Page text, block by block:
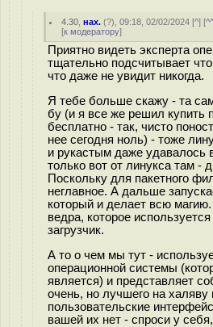
4.30 ,нах. (?), 09:18, 02/02/2024 [^] [
[к модератору]
Приятно видеть эксперта
тщательно подсчитывает
что даже не увидит никогда.
Я тебе больше скажу - та
бу (и я все же решил купить
бесплатно - так, чисто
нее сегодня ноль) - тоже
и рукастым даже удавалось
только вот от линукса там -
Поскольку для пакетного
неглавное. А дальше
который и делает всю
ведра, которое
загрузчик.
А то о чем мы тут -
операционной системы
является) и представляет
очень, но лучшего на халяву
пользовательские
вашей их нет - спроси у